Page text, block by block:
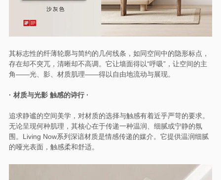
其标志性的纤薄轮廓与简约的几何线条，如同空间中的隐形标点，
存在却不突兀，清晰却不高调。它让墙面得以“呼吸”，让空间的主
角——光、影、材质肌理——得以自由地流动与展现。
· 材质与光影 触感的诗行 ·
追求静谧的空间美学，对材质的选择与触感有着近乎严苛的要求。
无论呈现何种肌理，其核心在于传递一种温润、细腻或宁静的氛
围。Living Now系列深谙材质是情感传递的媒介。它提供温润细腻
的哑光表面，触感柔和舒适。